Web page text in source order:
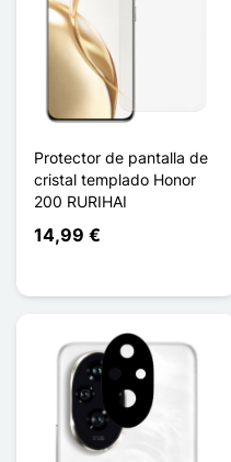
Protector de pantalla de
cristal templado Honor
200 RURIHAI
14,99 €